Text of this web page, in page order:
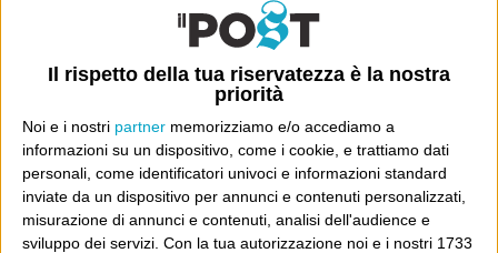
Il rispetto della tua riservatezza è la nostra
priorità
Noi e i nostri partner memorizziamo e/o accediamo a
informazioni su un dispositivo, come i cookie, e trattiamo dati
personali, come identificatori univoci e informazioni standard
inviate da un dispositivo per annunci e contenuti personalizzati,
misurazione di annunci e contenuti, analisi dell'audience e
sviluppo dei servizi. Con la tua autorizzazione noi e i nostri 1733
Wittgenstein è il blog di Luca Sofri, il fondatore e
direttore editoriale del giornale online il Post. Forse
sei qui perché conosci già il Post, o forse sei
capitato qui per altri giri.
In questo secondo caso, e se Wittgenstein ti piace,
potrebbe piacerti anche il Post: che è partito
proprio da qui, e dal voler portare gli approcci di